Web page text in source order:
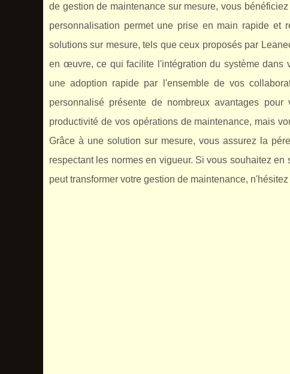
de gestion de maintenance sur mesure, vous
personnalisation permet une prise en main rapide et
solutions sur mesure, tels que ceux proposés par
en œuvre, ce qui facilite l'intégration du système dans
une adoption rapide par l'ensemble de vos
personnalisé présente de nombreux avantages
productivité de vos opérations de maintenance, mais
Grâce à une solution sur mesure, vous assurez la
respectant les normes en vigueur. Si vous souhaitez
peut transformer votre gestion de maintenance,